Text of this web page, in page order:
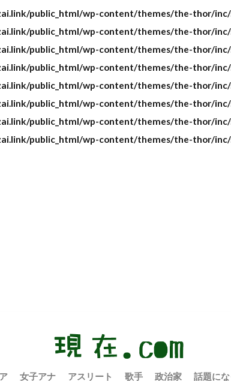
public_html/wp-content/themes/the-thor/
public_html/wp-content/themes/the-thor/
public_html/wp-content/themes/the-thor/
public_html/wp-content/themes/the-thor/inc/
public_html/wp-content/themes/the-thor/
public_html/wp-content/themes/the-thor/
public_html/wp-content/themes/the-thor/
public_html/wp-content/themes/the-thor/inc/
女子アナ アスリート 歌手 政治家 話題に